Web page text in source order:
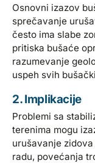
Osnovni izazov
sprečavanje
često ima slabe
pritiska bušaće
razumevanje
uspeh svih
2. Implikacije
Problemi sa
terenima mogu
urušavanje
radu, povećanja